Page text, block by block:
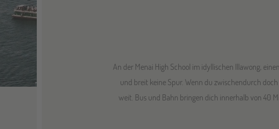
An der Menai High School im idyllischen Illawong,
und breit keine Spur. Wenn du zwischendurch
weit. Bus und Bahn bringen dich innerhalb von 40